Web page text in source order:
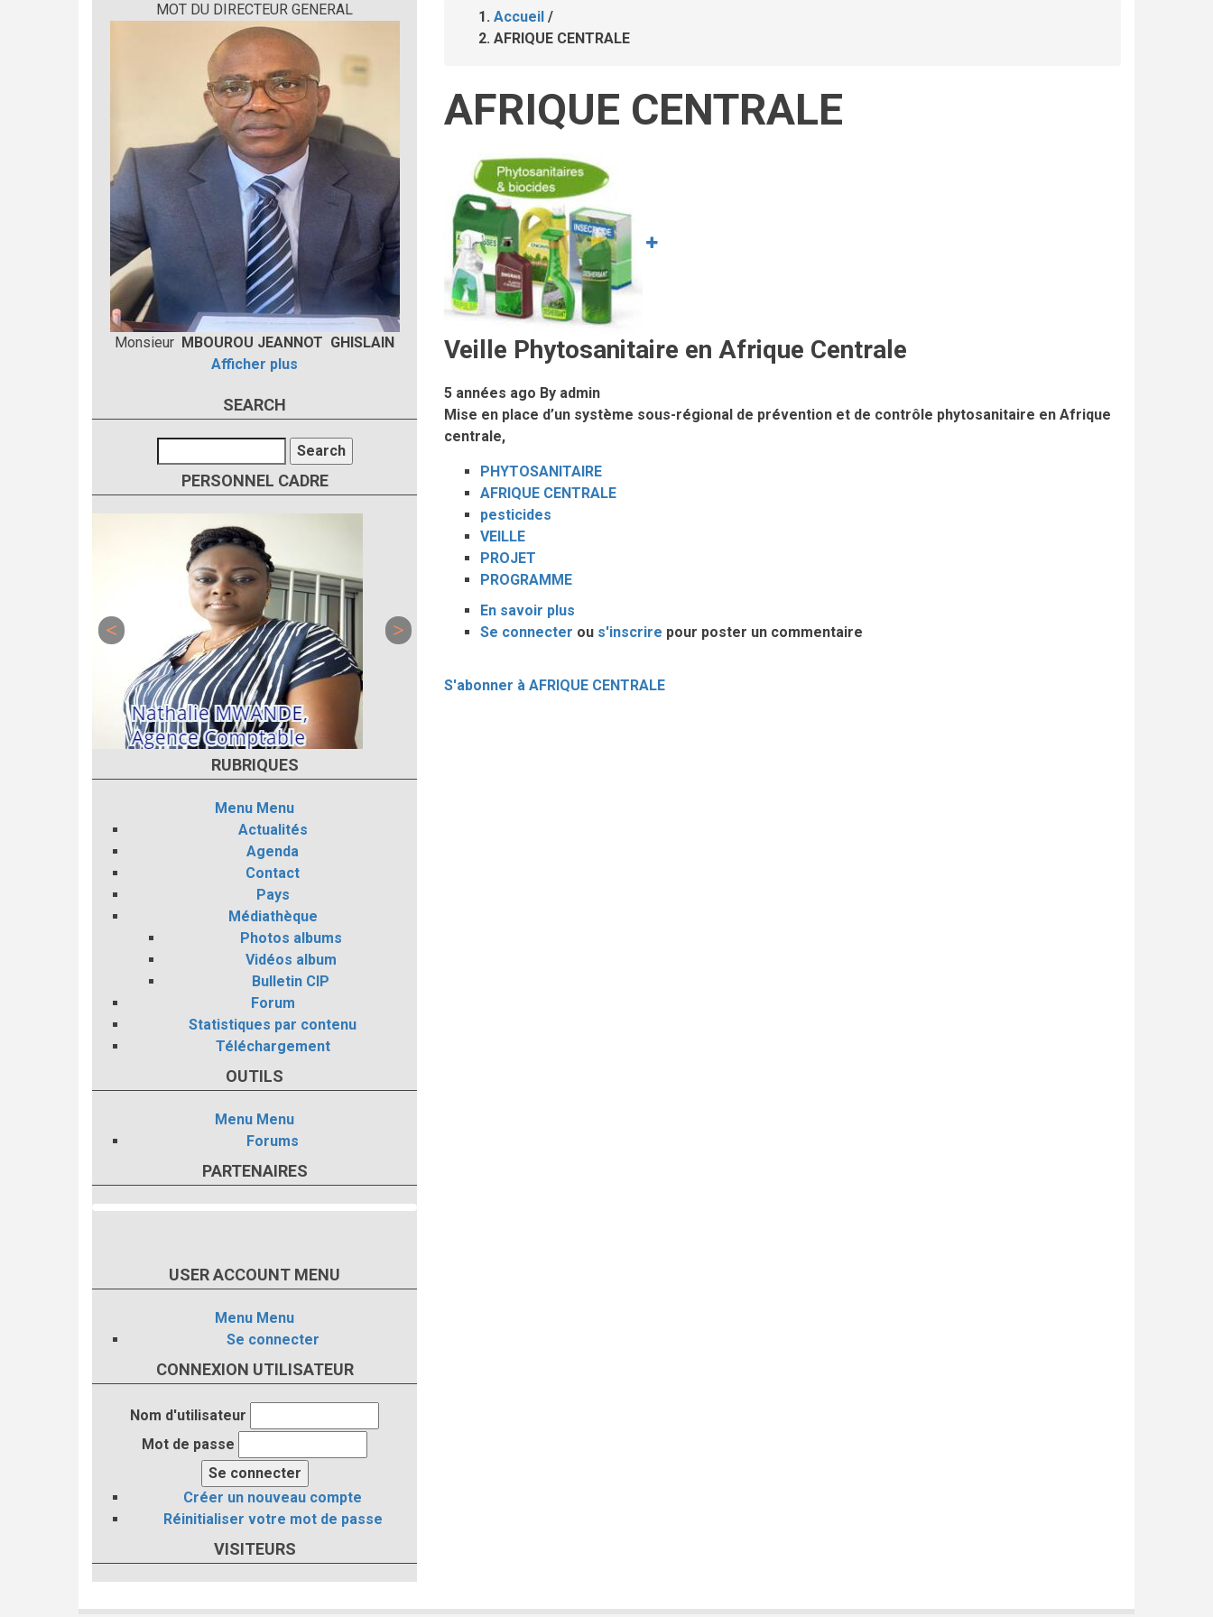
MOT DU DIRECTEUR GENERAL
Monsieur MBOUROU JEANNOT GHISLAIN
Afficher plus
SEARCH
PERSONNEL CADRE
RUBRIQUES
Menu Menu
Actualités
Agenda
Contact
Pays
Médiathèque
Photos albums
Vidéos album
Bulletin CIP
Forum
Statistiques par contenu
Téléchargement
OUTILS
Menu Menu
Forums
PARTENAIRES
USER ACCOUNT MENU
Menu Menu
Se connecter
CONNEXION UTILISATEUR
Nom d'utilisateur
Mot de passe
Créer un nouveau compte
Réinitialiser votre mot de passe
VISITEURS
Fil
Accueil /
AFRIQUE CENTRALE
AFRIQUE CENTRALE
Image
Veille Phytosanitaire en Afrique Centrale
5 années ago By admin
Mise en place d’un système sous-régional de prévention et de contrôle phytosanitaire en Afrique
centrale,
PHYTOSANITAIRE
AFRIQUE CENTRALE
pesticides
VEILLE
PROJET
PROGRAMME
En savoir plus
Veille
en
Se connecter ou s'inscrire pour poster un commentaire
S'abonner à AFRIQUE CENTRALE